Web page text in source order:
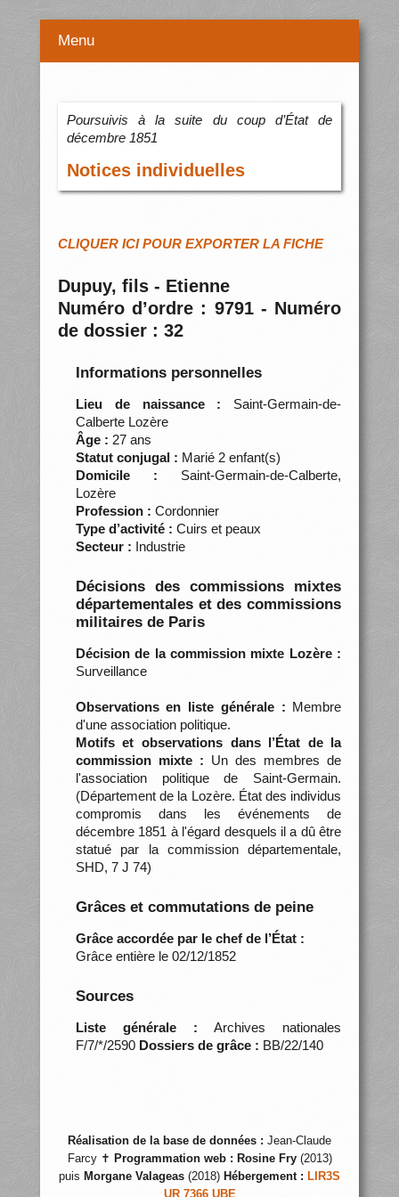
Menu
Poursuivis à la suite du coup d’État de
décembre 1851
Notices individuelles
CLIQUER ICI POUR EXPORTER LA FICHE
Dupuy, fils - Etienne
Numéro d’ordre : 9791 - Numéro
de dossier : 32
Informations personnelles
Lieu de naissance : Saint-Germain-de-
Calberte Lozère
Âge : 27 ans
Statut conjugal : Marié 2 enfant(s)
Domicile : Saint-Germain-de-Calberte,
Lozère
Profession : Cordonnier
Type d’activité : Cuirs et peaux
Secteur : Industrie
Décisions des commissions mixtes
départementales et des commissions
militaires de Paris
Décision de la commission mixte Lozère :
Surveillance
Observations en liste générale : Membre
d'une association politique.
Motifs et observations dans l’État de la
commission mixte : Un des membres de
l'association politique de Saint-Germain.
(Département de la Lozère. État des individus
compromis dans les événements de
décembre 1851 à l'égard desquels il a dû être
statué par la commission départementale,
SHD, 7 J 74)
Grâces et commutations de peine
Grâce accordée par le chef de l’État :
Grâce entière le 02/12/1852
Sources
Liste générale : Archives nationales
F/7/*/2590 Dossiers de grâce : BB/22/140
Réalisation de la base de données : Jean-Claude
Farcy ✝ Programmation web : Rosine Fry(2013)
puis Morgane Valageas (2018) Hébergement : LIR3S
UR 7366 UBE